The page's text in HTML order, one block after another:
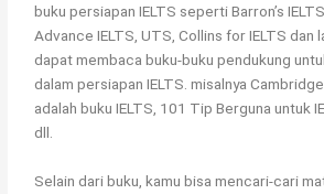
buku persiapan IELTS seperti Barron’s
Advance IELTS, UTS, Collins for IELTS dan
dapat membaca buku-buku pendukung
dalam persiapan IELTS. misalnya
adalah buku IELTS, 101 Tip Berguna untuk
dll.
Selain dari buku, kamu bisa mencari-cari